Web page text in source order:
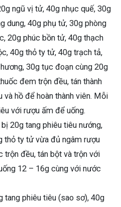
ngũ vị tử, 40g nhục quế, 30g
dung, 40g phụ tử, 30g phòng
20g phúc bồn tử, 40g thạch
40g thỏ ty tử, 40g trạch tả,
30g tục đoạn cùng 20g
đem trộn đều, tán thành
và hồ để hoàn thành viên. Mỗi
với rượu ấm để uống.
bị 20g tang phiêu tiêu nướng,
thỏ ty tử vừa đủ ngâm rượu
trộn đều, tán bột và trộn với
12 – 16g cùng với nước
tang phiêu tiêu (sao sơ), 40g